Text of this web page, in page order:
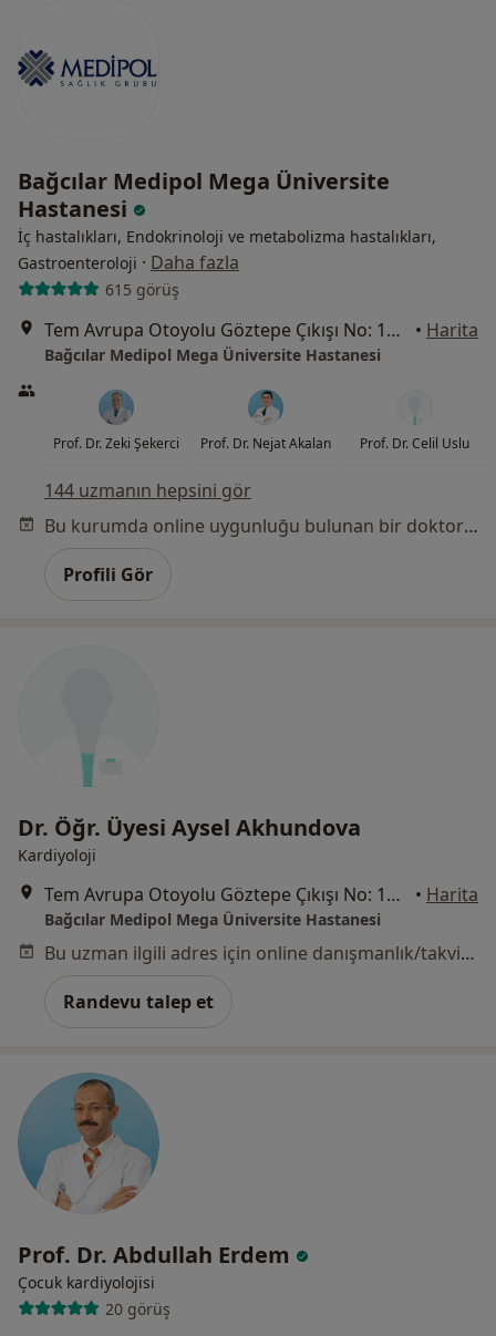
Bağcılar Medipol Mega Üniversite
Hastanesi
İç hastalıkları, Endokrinoloji ve metabolizma hastalıkları,
Gastroenteroloji · Daha fazla
615 görüş
Tem Avrupa Otoyolu Göztepe Çıkışı No: 1Bağcılar, İstanbul • Harita
Bağcılar Medipol Mega Üniversite Hastanesi
Prof. Dr. Zeki Şekerci Prof. Dr. Nejat Akalan Prof. Dr. Celil Uslu
144 uzmanın hepsini gör
Bu kurumda online uygunluğu bulunan bir doktor veya uzman bulunamadı
Profili Gör
Dr. Öğr. Üyesi Aysel Akhundova
Kardiyoloji
Tem Avrupa Otoyolu Göztepe Çıkışı No: 1Bağcılar, İstanbul • Harita
Bağcılar Medipol Mega Üniversite Hastanesi
Bu uzman ilgili adres için online danışmanlık/takvim sunmuyor.
Randevu talep et
Prof. Dr. Abdullah Erdem
Çocuk kardiyolojisi
20 görüş